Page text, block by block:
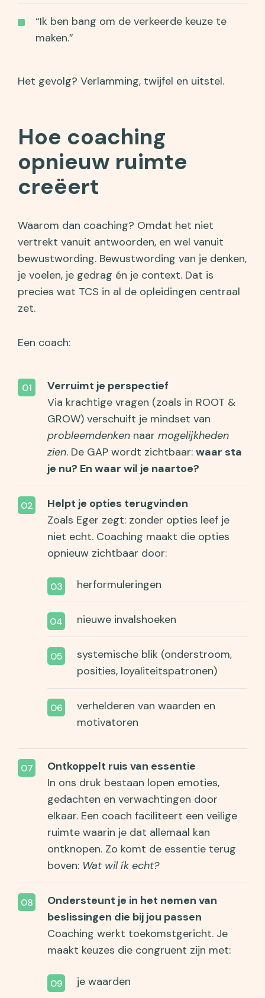
“Ik ben bang om de verkeerde keuze te
maken.”
Het gevolg? Verlamming, twijfel en uitstel.
Hoe coaching
opnieuw ruimte
creëert
Waarom dan coaching? Omdat het niet
vertrekt vanuit antwoorden, en wel vanuit
bewustwording. Bewustwording van je denken,
je voelen, je gedrag én je context. Dat is
precies wat TCS in al de opleidingen centraal
zet.
Een coach:
Verruimt je perspectief
Via krachtige vragen (zoals in ROOT &
GROW) verschuift je mindset van
probleemdenken naar mogelijkheden
zien. De GAP wordt zichtbaar: waar sta
je nu? En waar wil je naartoe?
Helpt je opties terugvinden
Zoals Eger zegt: zonder opties leef je
niet echt. Coaching maakt die opties
opnieuw zichtbaar door:
herformuleringen
nieuwe invalshoeken
systemische blik (onderstroom,
posities, loyaliteitspatronen)
verhelderen van waarden en
motivatoren
Ontkoppelt ruis van essentie
In ons druk bestaan lopen emoties,
gedachten en verwachtingen door
elkaar. Een coach faciliteert een veilige
ruimte waarin je dat allemaal kan
ontknopen. Zo komt de essentie terug
boven: Wat wil ík echt?
Ondersteunt je in het nemen van
beslissingen die bij jou passen
Coaching werkt toekomstgericht. Je
maakt keuzes die congruent zijn met:
je waarden